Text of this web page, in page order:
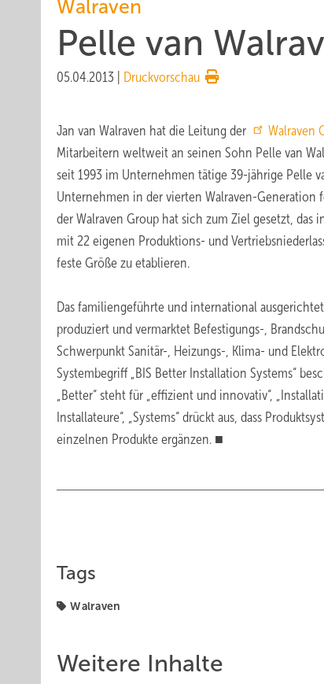
Walraven
Pelle van
05.04.2013 Druckvorschau
Jan van Walraven hat die Leitung der Walraven
Mitarbeitern weltweit an seinen Sohn Pelle van
seit 1993 im Unternehmen tätige 39-jährige Pelle
Unternehmen in der vierten Walraven-Generation
der Walraven Group hat sich zum Ziel gesetzt,
mit 22 eigenen Produktions- und
feste Größe zu etablieren.
Das familiengeführte und international
produziert und vermarktet Befestigungs-,
Schwerpunkt Sanitär-, Heizungs-, Klima- und
Systembegriff „BIS Better Installation Systems“
„Better“ steht für „effizient und innovativ“,
Installateure“, „Systems“ drückt aus, dass
einzelnen Produkte ergänzen. ■
Tags
Walraven
Weitere Inhalte